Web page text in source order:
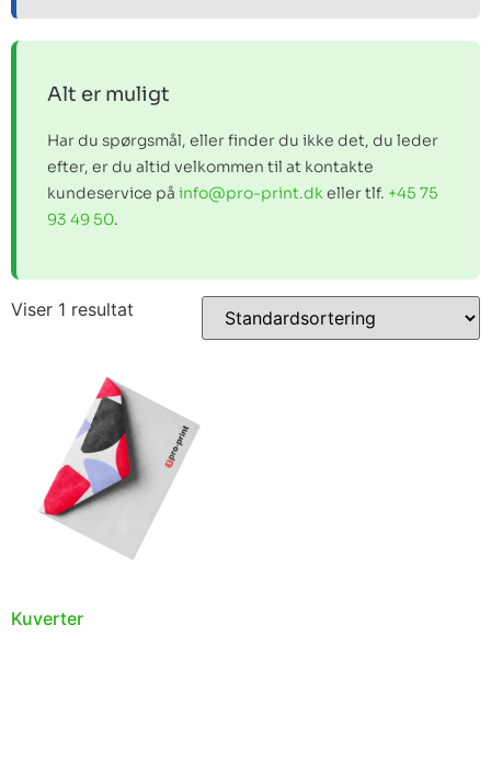
Alt er muligt
Har du spørgsmål, eller finder du ikke det, du leder
efter, er du altid velkommen til at kontakte
kundeservice på info@pro-print.dkeller tlf. +45 75
93 49 50.
Viser 1 resultat
Kuverter